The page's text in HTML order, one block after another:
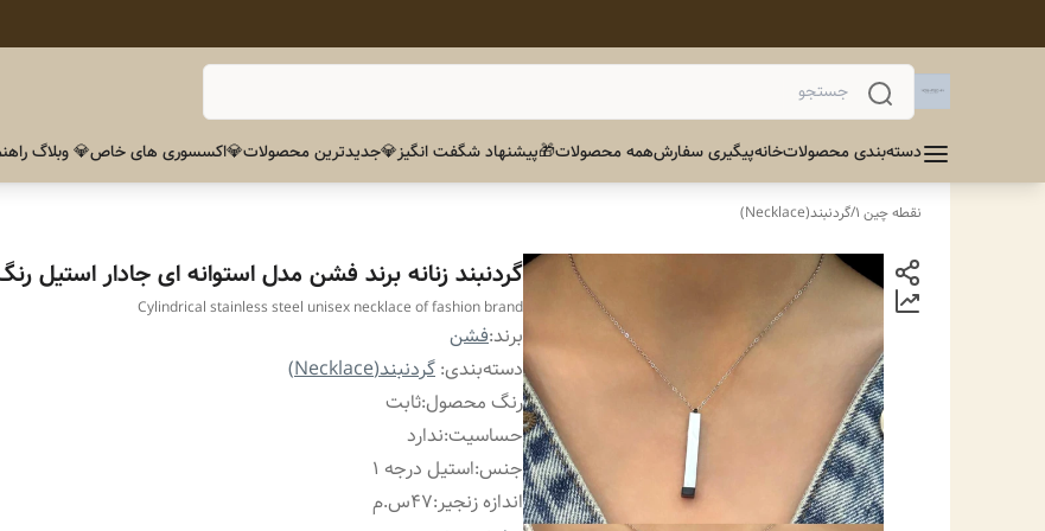
دسته‌بندی محصولاتخانهپیگیری سفارشهمه محصولات🎁پیشنهاد شگفت انگیز💎جدیدترین محصولات💎اکسسوری های خاص💎 وبلاگ
نقطه چین 1 /گردنبند(Necklace)
گردنبند زنانه برند فشن مدل استوانه ای جادار استیل
Cylindrical stainless steel unisex necklace of fashion brand
برند:فشن
دسته‌بندی: گردنبند(Necklace)
رنگ محصول:ثابت
حساسیت:ندارد
جنس:استیل درجه ۱
اندازه زنجیر:۴۷س.م